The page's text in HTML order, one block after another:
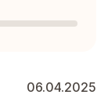
06.04.2025